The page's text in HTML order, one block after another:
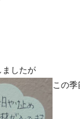
ましたが
この季